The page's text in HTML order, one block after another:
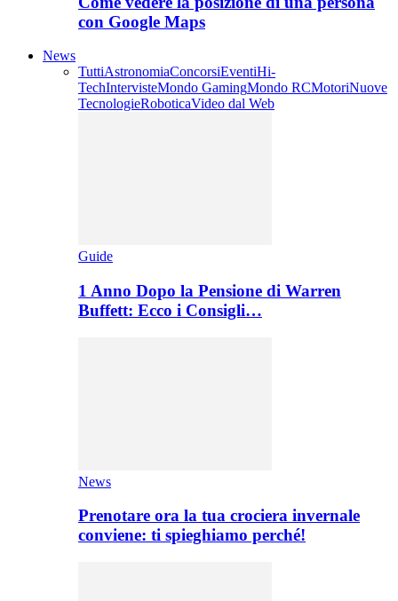
con Google Maps
News
TuttiAstronomiaConcorsiEventiHi-
TechIntervisteMondo GamingMondo RCMotoriNuove
TecnologieRoboticaVideo dal Web
Guide
1 Anno Dopo la Pensione di Warren
Buffett: Ecco i Consigli…
News
Prenotare ora la tua crociera invernale
conviene: ti spieghiamo perché!